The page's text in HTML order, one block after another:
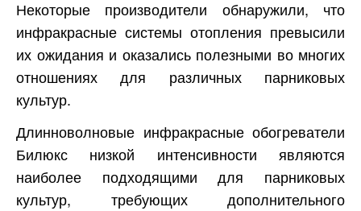
Некоторые производители обнаружили, что
инфракрасные системы отопления превысили
их ожидания и оказались полезными во многих
отношениях для различных парниковых
культур.
Длинноволновые инфракрасные обогреватели
Билюкс низкой интенсивности являются
наиболее подходящими для парниковых
культур, требующих дополнительного